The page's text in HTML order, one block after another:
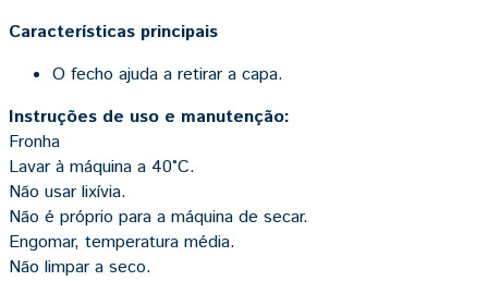
Características principais
O fecho ajuda a retirar a capa.
Instruções de uso e manutenção:
Fronha
Lavar à máquina a 40°C.
Não usar lixívia.
Não é próprio para a máquina de secar.
Engomar, temperatura média.
Não limpar a seco.